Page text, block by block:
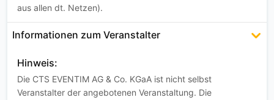
aus allen dt. Netzen).
Informationen zum Veranstalter
Hinweis:
Die CTS EVENTIM AG & Co. KGaA ist nicht selbst
Veranstalter der angebotenen Veranstaltung. Die